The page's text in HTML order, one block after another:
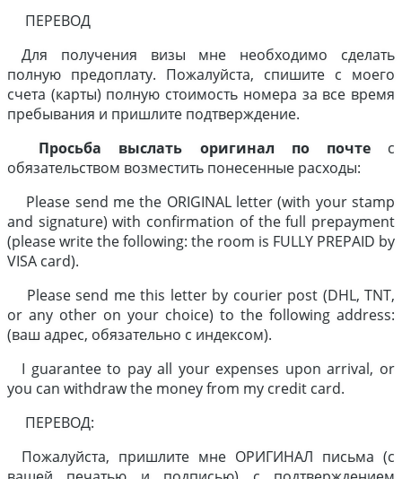
ПЕРЕВОД
Для получения визы мне необходимо сделать
полную предоплату. Пожалуйста, спишите с моего
счета (карты) полную стоимость номера за все время
пребывания и пришлите подтверждение.
Просьба выслать оригинал по почтес
обязательством возместить понесенные расходы:
Please send me the ORIGINAL letter (with your stamp
and signature) with confirmation of the full prepayment
(please write the following: the room is FULLY PREPAID by
VISA card).
Please send me this letter by courier post (DHL, TNT,
or any other on your choice) to the following address:
(ваш адрес, обязательно с индексом).
I guarantee to pay all your expenses upon arrival, or
you can withdraw the money from my credit card.
ПЕРЕВОД:
Пожалуйста, пришлите мне ОРИГИНАЛ письма (с